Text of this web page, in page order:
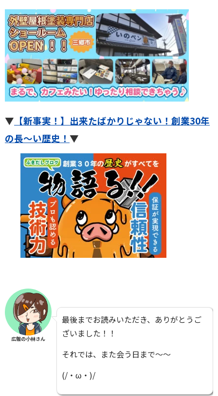
▼ 【新事実！】出来たばかりじゃない！創業30年
の長～い歴史！ ▼
広報の小林さん
最後までお読みいただき、ありがとうご
ざいました！！
それでは、また会う日まで～～
(/・ω・)/